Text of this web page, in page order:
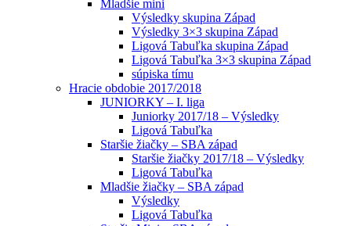
Mladšie mini
Výsledky skupina Západ
Výsledky 3×3 skupina Západ
Ligová Tabuľka skupina Západ
Ligová Tabuľka 3×3 skupina Západ
súpiska tímu
Hracie obdobie 2017/2018
JUNIORKY – I. liga
Juniorky 2017/18 – Výsledky
Ligová Tabuľka
Staršie žiačky – SBA západ
Staršie žiačky 2017/18 – Výsledky
Ligová Tabuľka
Mladšie žiačky – SBA západ
Výsledky
Ligová Tabuľka